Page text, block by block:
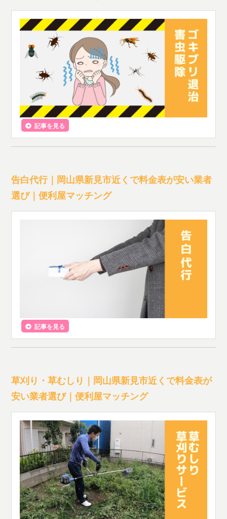
記事を見る
告白代行｜岡山県新見市近くで料金表が安い業者
選び｜便利屋マッチング
記事を見る
草刈り・草むしり｜岡山県新見市近くで料金表が
安い業者選び｜便利屋マッチング